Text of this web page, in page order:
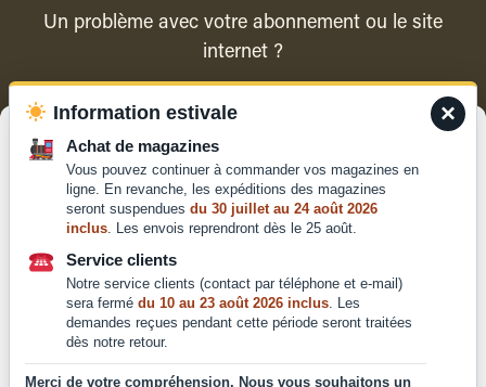
Pour offrir les meilleures expériences, nous utilisons des technologies
telles que les cookies pour stocker et/ou accéder aux informations des
appareils. Le fait de consentir à ces technologies nous permettra de
traiter des données telles que le comportement de navigation ou les ID
uniques sur ce site. Le fait de ne pas consentir ou de retirer son
consentement peut avoir un effet négatif sur certaines caractéristiques
et fonctions.
Accepter
Un problème avec votre abonnement ou le site
internet ?
Contacter le service client
Mentions légales
Conditions générales de
vente et d'utilisation
confidentialité
×
Information estivale
Achat de magazines
Vous pouvez continuer à commander vos magazines en
ligne. En revanche, les expéditions des magazines
seront suspendues du 30 juillet au 24 août 2026
inclus. Les envois reprendront dès le 25 août.
Service clients
Notre service clients (contact par téléphone et e-mail)
sera fermé du 10 au 23 août 2026 inclus. Les
demandes reçues pendant cette période seront traitées
dès notre retour.
Merci de votre compréhension. Nous vous souhaitons un